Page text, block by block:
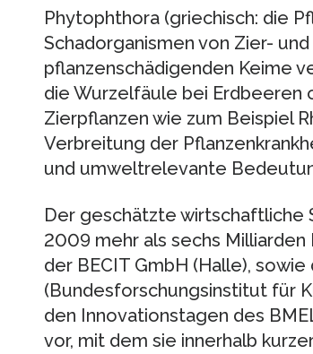
Phytophthora (griechisch: die
Schadorganismen von Zier-
pflanzenschädigenden Keime
die Wurzelfäule bei Erdbeeren
Zierpflanzen wie zum Beispiel
Verbreitung der
und umweltrelevante
Der geschätzte wirtschaftliche
2009 mehr als sechs
der BECIT GmbH (Halle),
(Bundesforschungsinstitut für
den Innovationstagen des
vor, mit dem sie innerhalb